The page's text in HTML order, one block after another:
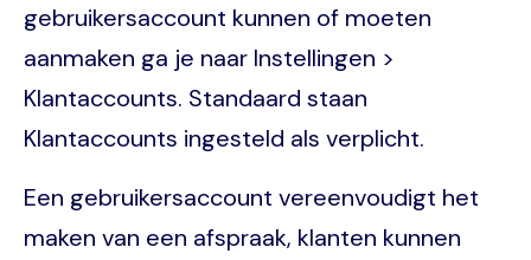
gebruikersaccount kunnen of moeten
aanmaken ga je naar Instellingen >
Klantaccounts. Standaard staan
Klantaccounts ingesteld als verplicht.
Een gebruikersaccount vereenvoudigt het
maken van een afspraak, klanten kunnen